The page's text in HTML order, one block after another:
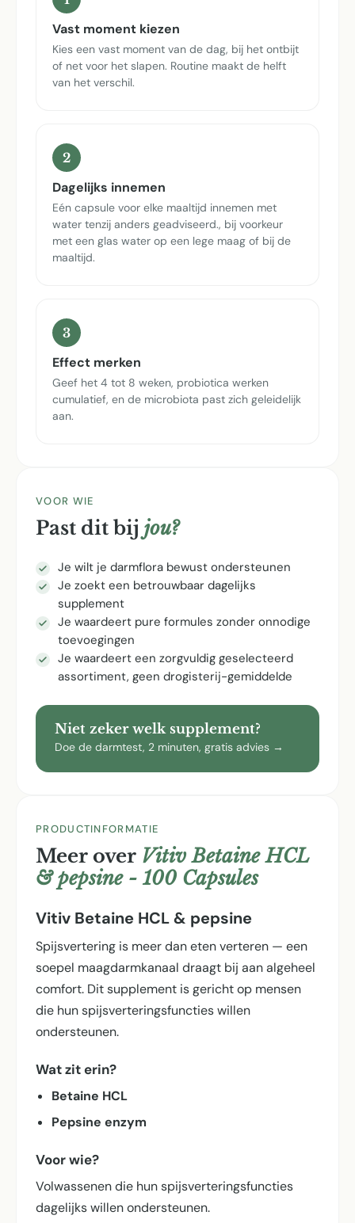
Vast moment kiezen
Kies een vast moment van de dag, bij het ontbijt
of net voor het slapen. Routine maakt de helft
van het verschil.
2
Dagelijks innemen
Eén capsule voor elke maaltijd innemen met
water tenzij anders geadviseerd., bij voorkeur
met een glas water op een lege maag of bij de
maaltijd.
3
Effect merken
Geef het 4 tot 8 weken, probiotica werken
cumulatief, en de microbiota past zich geleidelijk
aan.
VOOR WIE
Past dit bij jou?
Je wilt je darmflora bewust ondersteunen
Je zoekt een betrouwbaar dagelijks
supplement
Je waardeert pure formules zonder onnodige
toevoegingen
Je waardeert een zorgvuldig geselecteerd
assortiment, geen drogisterij-gemiddelde
Niet zeker welk supplement?
Doe de darmtest, 2 minuten, gratis advies →
PRODUCTINFORMATIE
Meer over Vitiv Betaine HCL
& pepsine - 100 Capsules
Vitiv Betaine HCL & pepsine
Spijsvertering is meer dan eten verteren — een
soepel maagdarmkanaal draagt bij aan algeheel
comfort. Dit supplement is gericht op mensen
die hun spijsverterings­functies willen
ondersteunen.
Wat zit erin?
Betaine HCL
Pepsine enzym
Voor wie?
Volwassenen die hun spijsverterings­functies
dagelijks willen ondersteunen.